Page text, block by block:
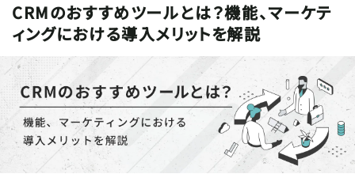
CRMのおすすめツールとは？機能、マーケテ
ィングにおける導入メリットを解説
【開発事例】採用ページ×チャットボットで挑む
LLMO対策｜設計から計測までを公開
紹介が生まれる営業とは？ゴンドラ流『関係構築
術』の実践
【開発事例】マーケ会社だから「成果のために作れ
る」｜AI×モダン技術で挑んだ画像ジェネレータ
ー開発